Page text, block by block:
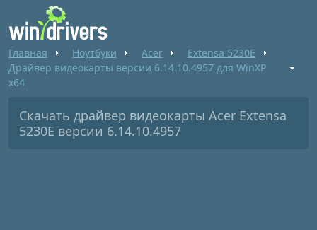
Главная Ноутбуки Acer
Extensa 5230E
Драйвер видеокарты версии 6.14.10.4957 для WinXP
x64
Скачать драйвер видеокарты Acer Extensa
5230E версии 6.14.10.4957